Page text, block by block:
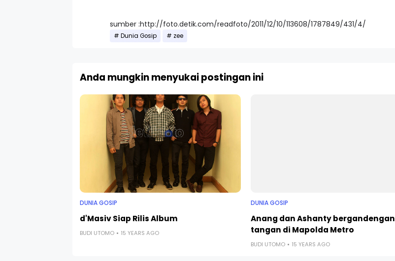
sumber :http://foto.detik.com/readfoto/2011/12/10/113608/1787849/431/4/
Dunia Gosip zee
Anda mungkin menyukai postingan ini
DUNIA GOSIP
d'Masiv Siap Rilis Album
BUDI UTOMO 15 YEARS AGO
DUNIA GOSIP
Anang dan Ashanty bergandengan
tangan di Mapolda Metro
BUDI UTOMO 15 YEARS AGO